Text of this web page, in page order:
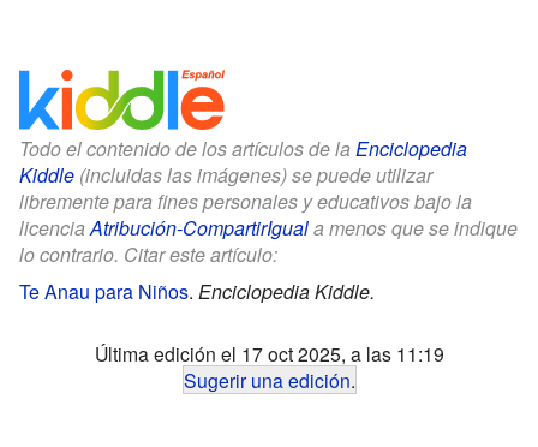
Todo el contenido de los artículos de la Enciclopedia
Kiddle (incluidas las imágenes) se puede utilizar
libremente para fines personales y educativos bajo la
licenciaAtribución-CompartirIguala menos que se indique
lo contrario. Citar este artículo:
Te Anau para Niños. Enciclopedia Kiddle.
Última edición el 17 oct 2025, a las 11:19
Sugerir una edición.